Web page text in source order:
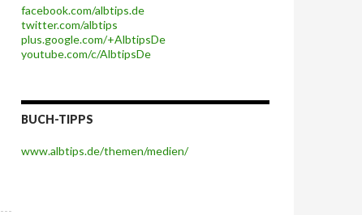
facebook.com/albtips.de
twitter.com/albtips
plus.google.com/+AlbtipsDe
youtube.com/c/AlbtipsDe
BUCH-TIPPS
www.albtips.de/themen/medien/